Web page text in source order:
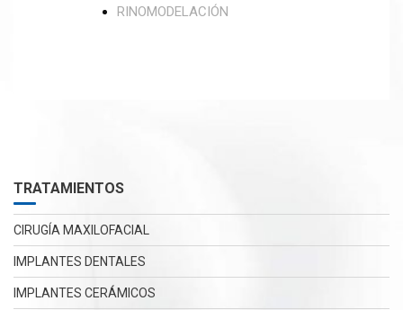
RINOMODELACIÓN
TRATAMIENTOS
CIRUGÍA MAXILOFACIAL
IMPLANTES DENTALES
IMPLANTES CERÁMICOS